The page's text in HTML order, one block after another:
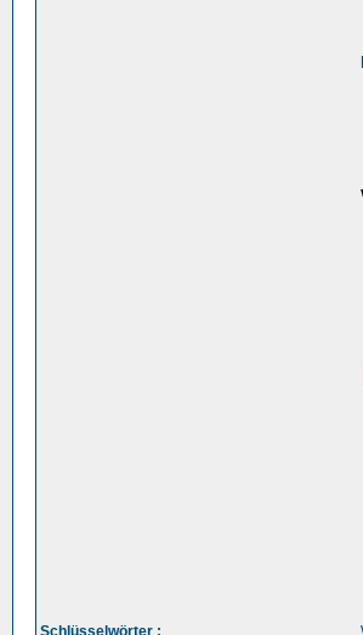
Schlüsselwörter :